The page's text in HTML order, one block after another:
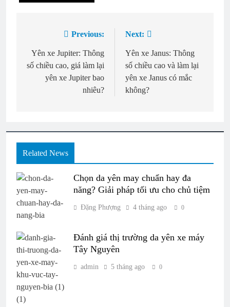
hướng
Previous:
Yên xe Jupiter: Thông
số chiều cao, giá làm lại
yên xe Jupiter bao
nhiêu?
Next:
Yên xe Janus: Thông
số chiều cao và làm lại
yên xe Janus có mắc
không?
Related News
Chọn da yên may chuẩn hay đa
năng? Giải pháp tối ưu cho chủ tiệm
Đặng Phượng 4 tháng ago 0
Đánh giá thị trường da yên xe máy
Tây Nguyên
admin 5 tháng ago 0